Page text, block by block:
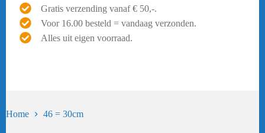
Gratis verzending vanaf € 50,-.
Voor 16.00 besteld = vandaag verzonden.
Alles uit eigen voorraad.
Home 46 = 30cm